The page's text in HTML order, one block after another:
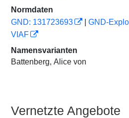
Normdaten
GND: 131723693
GND-
VIAF
Namensvarianten
Battenberg, Alice von
Vernetzte Angebote